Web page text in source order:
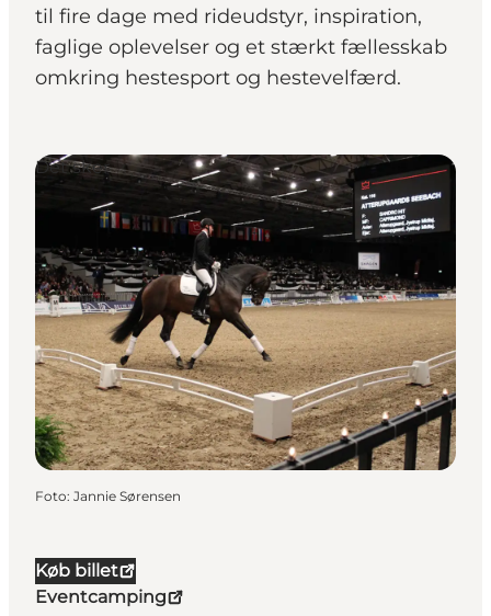
til fire dage med rideudstyr, inspiration,
faglige oplevelser og et stærkt fællesskab
omkring hestesport og hestevelfærd.
Køb billet
Eventcamping
Det sker
Foto: Jannie Sørensen